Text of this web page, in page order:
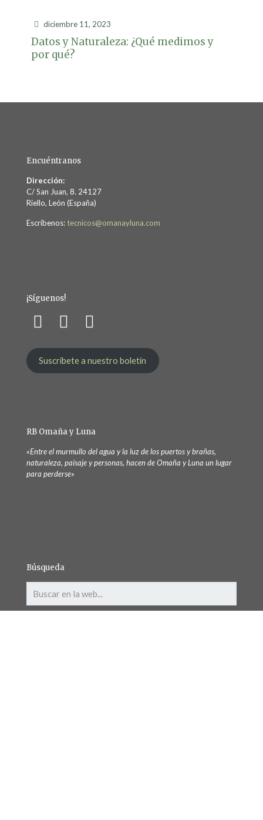
diciembre 11, 2023
Datos y Naturaleza: ¿Qué medimos y
por qué?
Encuéntranos
Dirección:
C/ San Juan, 8. 24127
Riello, León (España)
Escríbenos: tecnicos@omanayluna.com
¡Síguenos!
Suscríbete a nuestro boletín
RB Omaña y Luna
«Entre el murmullo del agua y la luz de los puertos y brañas,
naturaleza, paisaje y personas, hacen de Omaña y Luna un lugar
para perderse»
Búsqueda